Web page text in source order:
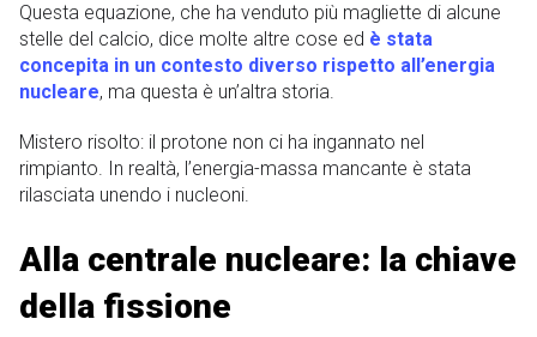
Questa equazione, che ha venduto più magliette di alcune
stelle del calcio, dice molte altre cose ed è stata
concepita in un contesto diverso rispetto all’energia
nucleare, ma questa è un’altra storia.
Mistero risolto: il protone non ci ha ingannato nel
rimpianto. In realtà, l’energia-massa mancante è stata
rilasciata unendo i nucleoni.
Alla centrale nucleare: la chiave
della fissione